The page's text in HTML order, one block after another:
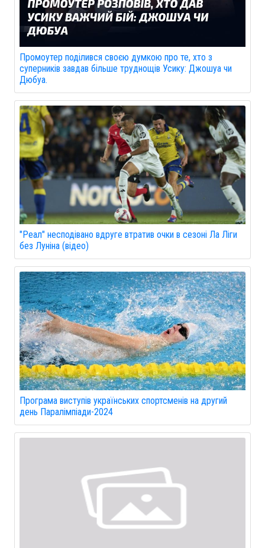
Промоутер поділився своєю думкою про те, хто з
суперників завдав більше труднощів Усику: Джошуа чи
Дюбуа.
"Реал" несподівано вдруге втратив очки в сезоні Ла Ліги
без Луніна (відео)
Програма виступів українських спортсменів на другий
день Паралімпіади-2024